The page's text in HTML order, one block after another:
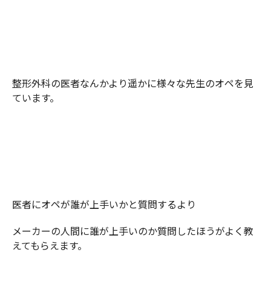
整形外科の医者なんかより遥かに様々な先生のオペを見
ています。
医者にオペが誰が上手いかと質問するより
メーカーの人間に誰が上手いのか質問したほうがよく教
えてもらえます。